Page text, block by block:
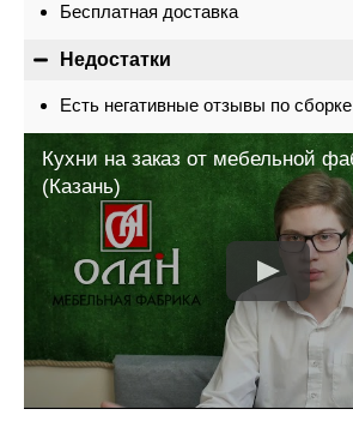
Бесплатная доставка
Недостатки
Есть негативные отзывы по сборке